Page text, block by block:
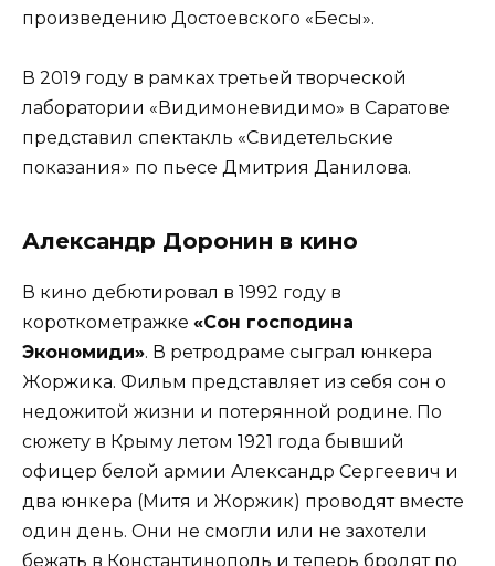
произведению Достоевского «Бесы».
В 2019 году в рамках третьей творческой
лаборатории «Видимоневидимо» в Саратове
представил спектакль «Свидетельские
показания» по пьесе Дмитрия Данилова.
Александр Доронин в кино
В кино дебютировал в 1992 году в
короткометражке «Сон господина
Экономиди». В ретродраме сыграл юнкера
Жоржика. Фильм представляет из себя сон о
недожитой жизни и потерянной родине. По
сюжету в Крыму летом 1921 года бывший
офицер белой армии Александр Сергеевич и
два юнкера (Митя и Жоржик) проводят вместе
один день. Они не смогли или не захотели
бежать в Константинополь и теперь бродят по